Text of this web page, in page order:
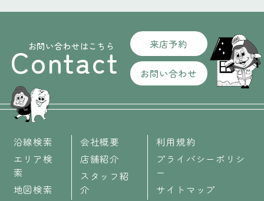
お問い合わせはこちら
Contact 来店予約
お問い合わせ
沿線検索
エリア検
索
地図検索
会社概要
店舗紹介
スタッフ紹
介
利用規約
プライバシーポリシ
ー
サイトマップ